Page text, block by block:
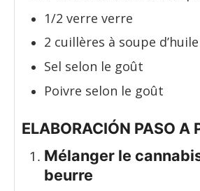
1/2 verre verre
2 cuillères à soupe d’huile
Sel selon le goût
Poivre selon le goût
ELABORACIÓN PASO A
Mélanger le
beurre